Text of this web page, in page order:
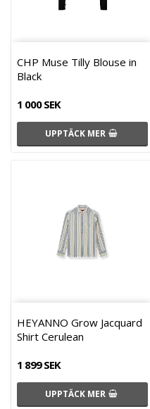
CHP Muse Tilly Blouse in
Black
1 000 SEK
UPPTÄCK MER
HEYANNO Grow Jacquard
Shirt Cerulean
1 899 SEK
UPPTÄCK MER